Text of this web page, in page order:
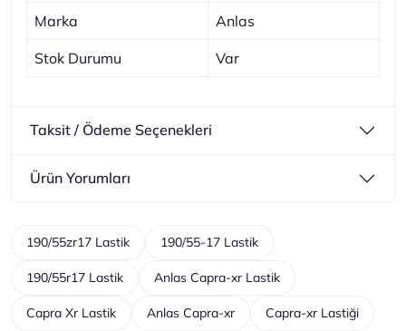
Marka Anlas
Stok Durumu Var
Taksit / Ödeme Seçenekleri
Ürün Yorumları
190/55zr17 Lastik 190/55-17 Lastik
190/55r17 Lastik Anlas Capra-xr Lastik
Capra Xr Lastik Anlas Capra-xr Capra-xr Lastiği